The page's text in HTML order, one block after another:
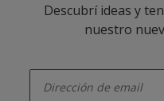
Descubrí ideas y
nuestro